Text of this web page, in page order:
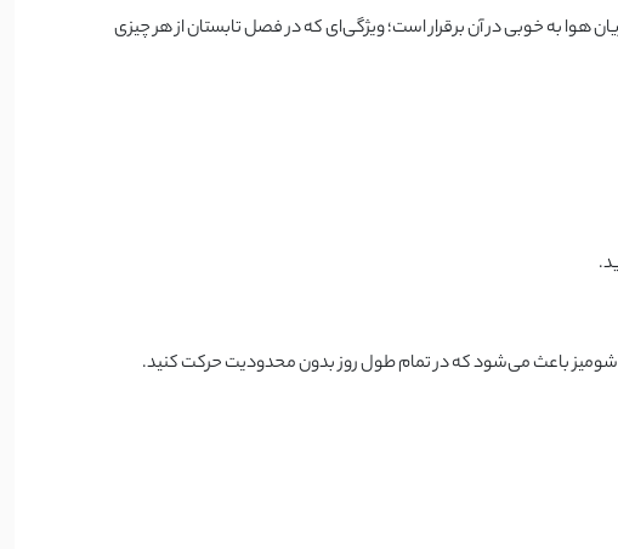
به خوبی در آن برقرار است؛ ویژگی‌ای که در فصل تابستان از هر چیزی
شومیز باعث می‌شود که در تمام طول روز بدون محدودیت حرکت کنید.